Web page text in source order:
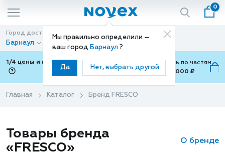
Мы правильно определили —
ваш город Барнаул ?
Да Нет, выбрать другой
0
Город доставки
Барнаул
Способ доставки
Доставка
1/4 цены и покупки ваши с Подели
Можно оплатить по частям
от 700 ₽ до 15,000 ₽
Главная Каталог Бренд FRESCO
Товары бренда
«FRESCO»
О бренде